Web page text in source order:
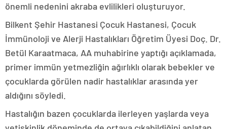
önemli nedenini akraba evlilikleri oluşturuyor.
Bilkent Şehir Hastanesi Çocuk Hastanesi, Çocuk
İmmünoloji ve Alerji Hastalıkları Öğretim Üyesi Doç. Dr.
Betül Karaatmaca, AA muhabirine yaptığı açıklamada,
primer immün yetmezliğin ağırlıklı olarak bebekler ve
çocuklarda görülen nadir hastalıklar arasında yer
aldığını söyledi.
Hastalığın bazen çocuklarda ilerleyen yaşlarda veya